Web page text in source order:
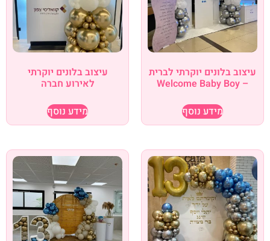
עיצוב בלונים יוקרתי לברית
– Welcome Baby Boy
מידע נוסף
עיצוב בלונים יוקרתי
לאירוע חברה
מידע נוסף